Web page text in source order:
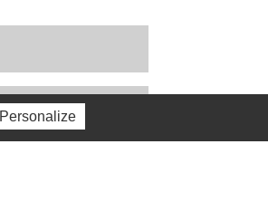
Personalize